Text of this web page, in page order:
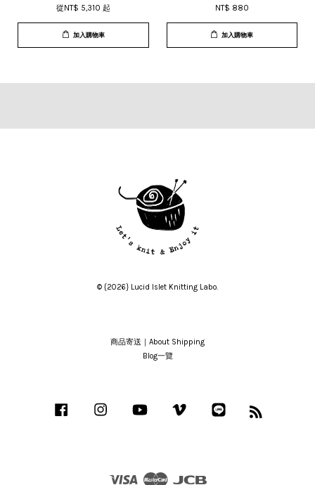
從NT$ 5,310 起
加入購物車
NT$ 880
加入購物車
© {2026} Lucid Islet Knitting Labo.
商品寄送｜About Shipping
Blog一覽
Facebook Instagram YouTube
Visa Master